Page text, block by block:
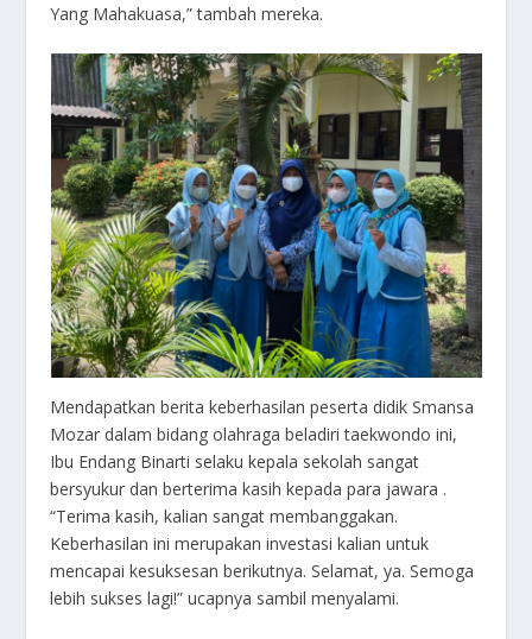
Yang Mahakuasa,” tambah mereka.
Mendapatkan berita keberhasilan peserta didik Smansa
Mozar dalam bidang olahraga beladiri taekwondo ini,
Ibu Endang Binarti selaku kepala sekolah sangat
bersyukur dan berterima kasih kepada para jawara .
“Terima kasih, kalian sangat membanggakan.
Keberhasilan ini merupakan investasi kalian untuk
mencapai kesuksesan berikutnya. Selamat, ya. Semoga
lebih sukses lagi!” ucapnya sambil menyalami.